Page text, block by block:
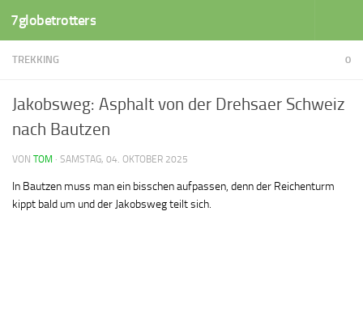
Zum Inhalt springen
7globetrotters
TREKKING 0
Jakobsweg: Asphalt von der Drehsaer Schweiz
nach Bautzen
VON TOM · SAMSTAG, 04. OKTOBER 2025
In Bautzen muss man ein bisschen aufpassen, denn der Reichenturm
kippt bald um und der Jakobsweg teilt sich.